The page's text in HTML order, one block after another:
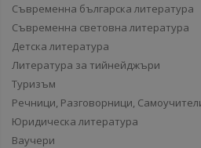
Съвременна българска литература
Съвременна световна литература
Детска литература
Литература за тийнейджъри
Туризъм
Речници, Разговорници,
Юридическа литература
Ваучери